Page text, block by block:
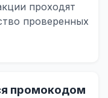
проходят
проверенных
промокодом